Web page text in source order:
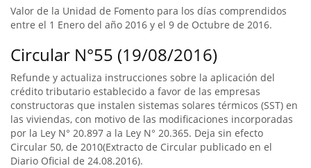
Valor de la Unidad de Fomento para los días comprendidos
entre el 1 Enero del año 2016 y el 9 de Octubre de 2016.
Circular N°55 (19/08/2016)
Refunde y actualiza instrucciones sobre la aplicación del
crédito tributario establecido a favor de las empresas
constructoras que instalen sistemas solares térmicos (SST) en
las viviendas, con motivo de las modificaciones incorporadas
por la Ley N° 20.897 a la Ley N° 20.365. Deja sin efecto
Circular 50, de 2010(Extracto de Circular publicado en el
Diario Oficial de 24.08.2016).